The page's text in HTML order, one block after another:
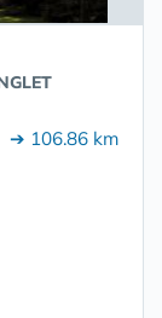
➔ 106.86 km